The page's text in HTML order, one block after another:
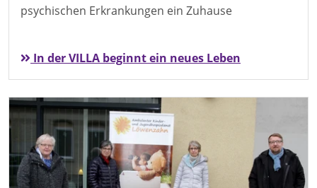
psychischen Erkrankungen ein Zuhause
In der VILLA beginnt ein neues Leben